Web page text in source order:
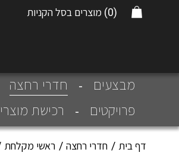
(0) מוצרים בסל הקניות
מבצעים
פרויקטים
רכישת מוצרי hansgrohe
דף בית חדרי רחצה ראשי מקלחת